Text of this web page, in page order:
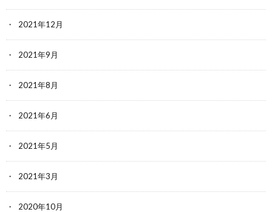
2021年12月
2021年9月
2021年8月
2021年6月
2021年5月
2021年3月
2020年10月